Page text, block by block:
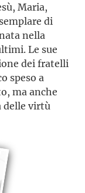
Maria,
di
nella
Le sue
dei fratelli
speso a
ma anche
delle virtù